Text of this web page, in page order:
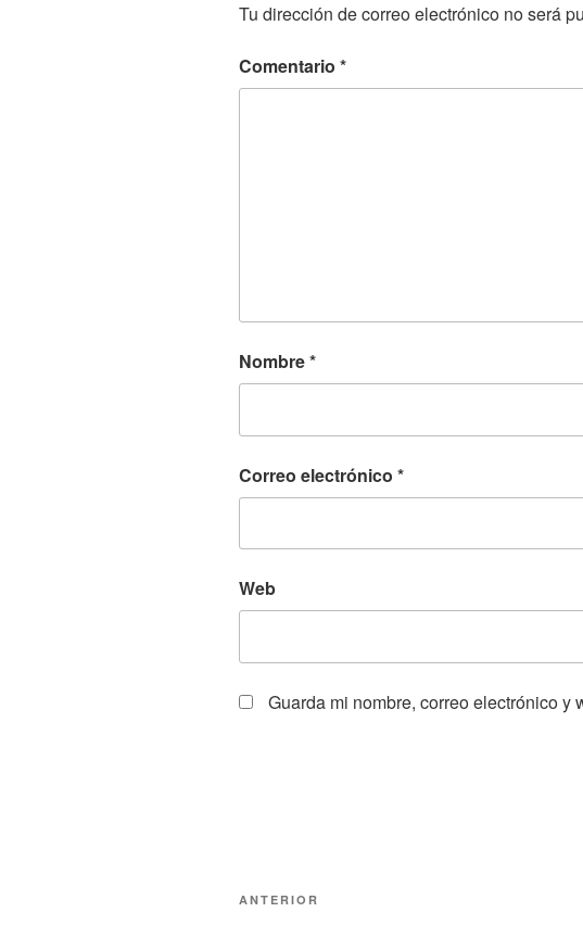
Tu dirección de correo electrónico no será
Comentario *
Nombre*
Correo electrónico *
Web
Guarda mi nombre, correo electrónico y
Navegación
Entrada
ANTERIOR